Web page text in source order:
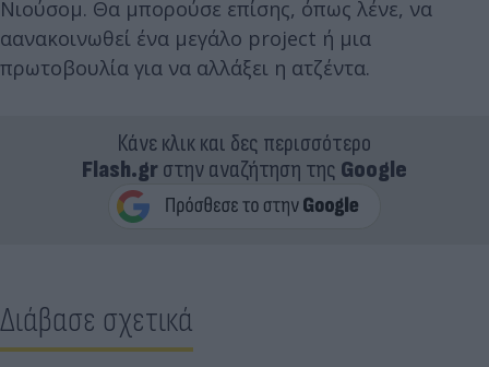
Νιούσομ. Θα μπορούσε επίσης, όπως λένε, να
αανακοινωθεί ένα μεγάλο project ή μια
πρωτοβουλία για να αλλάξει η ατζέντα.
Κάνε κλικ και δες περισσότερο
Flash.grστην αναζήτηση της Google
Διάβασε σχετικά